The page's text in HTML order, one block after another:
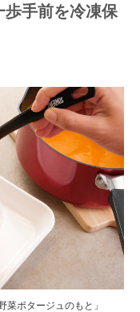
歩手前を冷凍保
ポタージュのもと」